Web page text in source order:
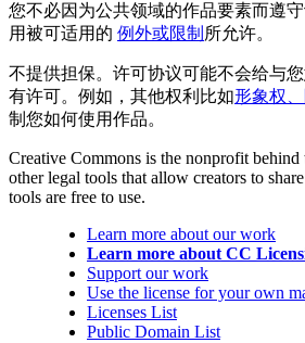
您不必因为公共领域的作品要素而遵
用被可适用的 例外或限制 所允许。
不提供担保。许可协议可能不会给与
有许可。例如，其他权利比如形象权
制您如何使用作品。
Creative Commons is the nonprofit behind
other legal tools that allow creators to
tools are free to use.
Learn more about our work
Learn more about CC
Support our work
Use the license for your own
Licenses List
Public Domain List